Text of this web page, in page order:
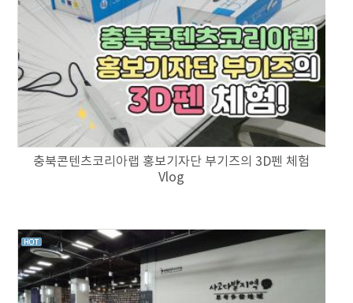
충북콘텐츠코리아랩 홍보기자단 부기즈의 3D펜 체험
Vlog